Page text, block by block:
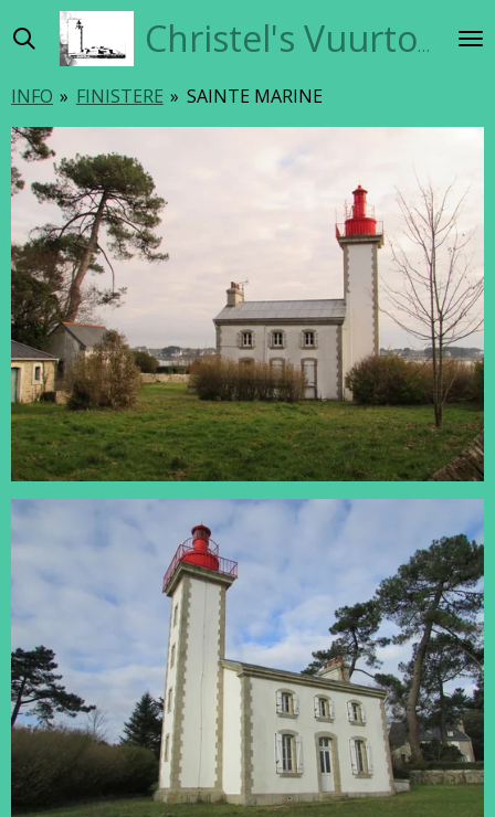
direct
de
hoofdinhoud
Christel's Vuurtorensite
INFO » FINISTERE » SAINTE MARINE